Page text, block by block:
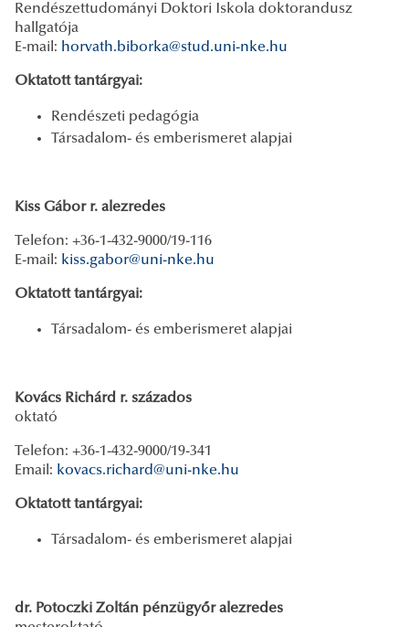
Rendészettudományi Doktori Iskola doktorandusz
hallgatója
E-mail: horvath.biborka@stud.uni-nke.hu
Oktatott tantárgyai:
Rendészeti pedagógia
Társadalom- és emberismeret alapjai
Kiss Gábor r. alezredes
Telefon: +36-1-432-9000/19-116
E-mail: kiss.gabor@uni-nke.hu
Oktatott tantárgyai:
Társadalom- és emberismeret alapjai
Kovács Richárd r. százados
oktató
Telefon: +36-1-432-9000/19-341
Email: kovacs.richard@uni-nke.hu
Oktatott tantárgyai:
Társadalom- és emberismeret alapjai
dr. Potoczki Zoltán pénzügyőr alezredes